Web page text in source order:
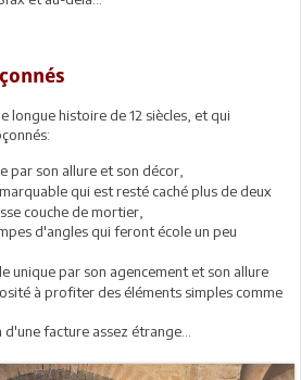
longue histoire de 12 siècles, et qui
par son allure et son décor,
qui est resté caché plus de deux
couche de mortier,
d'angles qui feront école un peu
unique par son agencement et son allure
à profiter des éléments simples comme
facture assez étrange...